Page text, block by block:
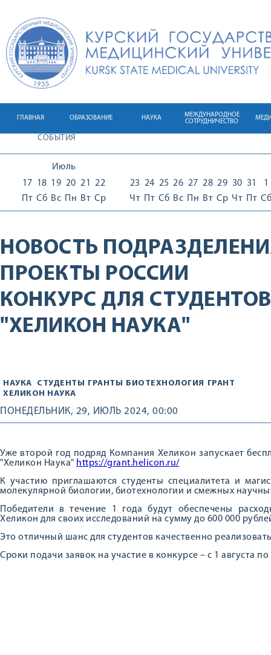
ГЛАВНАЯ ОБРАЗОВАНИЕ НАУКА
МЕЖДУНАРОДНОЕ
СОТРУДНИЧЕСТВО
СОБЫТИЯ
Июль
17
Пт
18
Сб
19
Вс
20
Пн
21
Вт
22
Ср
23
Чт
24
Пт
25
Сб
26
Вс
27
Пн
28
Вт
29
Ср
30
Чт
31
Пт
1
Сб
НОВОСТЬ
ПРОЕКТЫ РОССИИ
КОНКУРС ДЛЯ
"ХЕЛИКОН НАУКА"
НАУКА СТУДЕНТЫ ГРАНТЫ БИОТЕХНОЛОГИЯ ГРАНТ
ХЕЛИКОН НАУКА
ПОНЕДЕЛЬНИК, 29, ИЮЛЬ 2024, 00:00
Уже второй год подряд Компания Хеликон запускает
"Хеликон Наука" https://grant.helicon.ru/
К участию приглашаются студенты специалитета и
молекулярной биологии, биотехнологии и смежных
Победители в течение 1 года будут обеспечены
Хеликон для своих исследований на сумму до 600 000
Это отличный шанс для студентов качественно
Сроки подачи заявок на участие в конкурсе – с 1 августа по